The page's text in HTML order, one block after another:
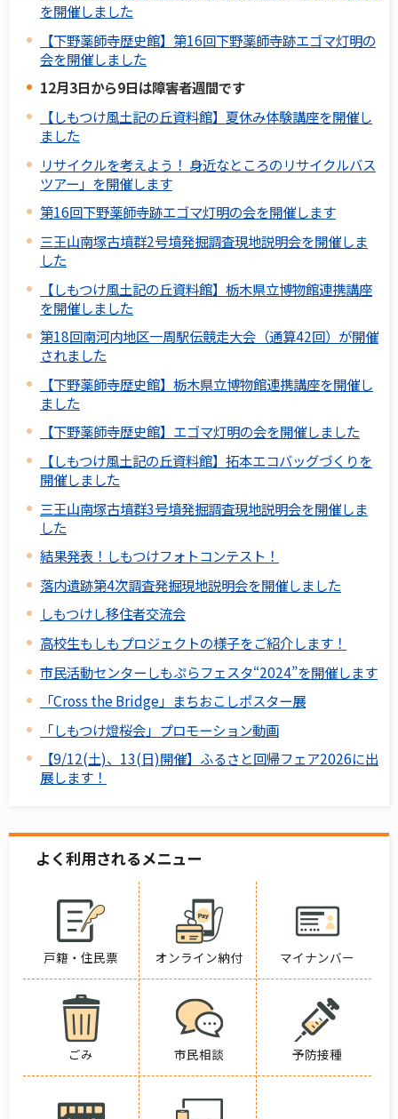
を開催しました
【下野薬師寺歴史館】第16回下野薬師寺跡エゴマ灯明の
会を開催しました
12月3日から9日は障害者週間です
【しもつけ風土記の丘資料館】夏休み体験講座を開催し
ました
リサイクルを考えよう！ 身近なところのリサイクルバス
ツアー」を開催します
第16回下野薬師寺跡エゴマ灯明の会を開催します
三王山南塚古墳群2号墳発掘調査現地説明会を開催しま
した
【しもつけ風土記の丘資料館】栃木県立博物館連携講座
を開催しました
第18回南河内地区一周駅伝競走大会（通算42回）が開催
されました
【下野薬師寺歴史館】栃木県立博物館連携講座を開催し
ました
【下野薬師寺歴史館】エゴマ灯明の会を開催しました
【しもつけ風土記の丘資料館】拓本エコバッグづくりを
開催しました
三王山南塚古墳群3号墳発掘調査現地説明会を開催しま
した
結果発表！しもつけフォトコンテスト！
落内遺跡第4次調査発掘現地説明会を開催しました
しもつけし移住者交流会
高校生もしもプロジェクトの様子をご紹介します！
市民活動センターしもぷらフェスタ“2024”を開催します
「Cross the Bridge」まちおこしポスター展
「しもつけ燈桜会」プロモーション動画
【9/12(土)、13(日)開催】ふるさと回帰フェア2026に出
展します！
よく利用されるメニュー
戸籍・住民票 オンライン納付 マイナンバー
ごみ 市民相談 予防接種